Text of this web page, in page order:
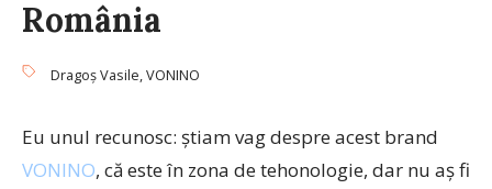
România
Dragoș Vasile,VONINO
Eu unul recunosc: ştiam vag despre acest brand
VONINO, că este în zona de tehonologie, dar nu aş fi